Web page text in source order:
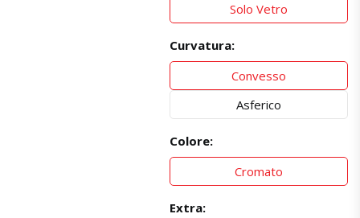
Solo Vetro
Curvatura:
Convesso
Asferico
Colore:
Cromato
Extra: